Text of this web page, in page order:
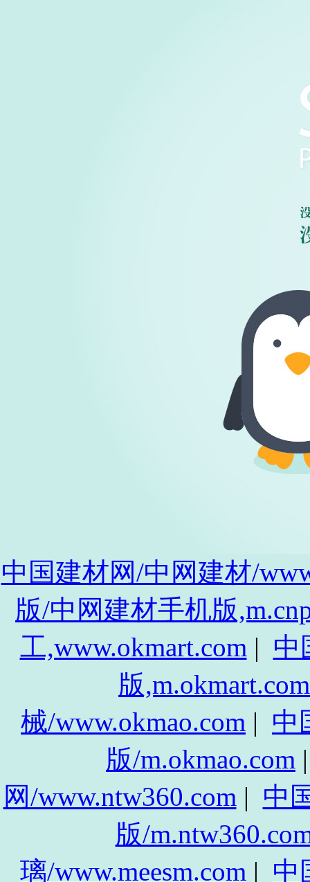
中国建材网/中网建材/
版/中网建材手机版
工,www.okmart.com | 中
版,m.okmart.com
械/www.okmao.com | 中
版/m.okmao.com
网/www.ntw360.com | 中
版/
璃/www.meesm.com | 中